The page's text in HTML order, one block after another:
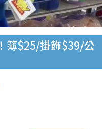
簿$25/掛飾$39/公